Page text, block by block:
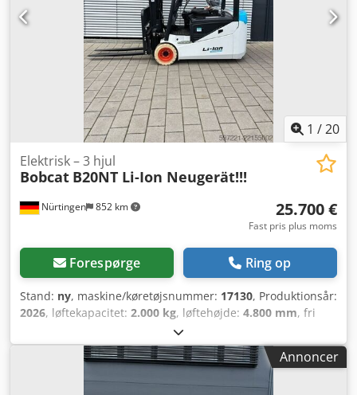
1 /20
Nürtingen 852 km
Elektrisk – 3 hjul
Bobcat B20NT Li-Ion Neugerät!!!
25.700 €
Fast pris plus moms
Forespørge Ring op
Stand: ny, maskine/køretøjsnummer: 17130, Produktionsår:
2026, løftekapacitet: 2.000 kg, løftehøjde: 4.800 mm, fri
, lastcentrum:
brændstoftype:elektrisk, mastetype:triplex,
bygningshøjde:2.215 mm, batterispænding: 51,2 V,
gaffellængde:1.200 mm , forhjulsdækstørrelse:
Annoncer